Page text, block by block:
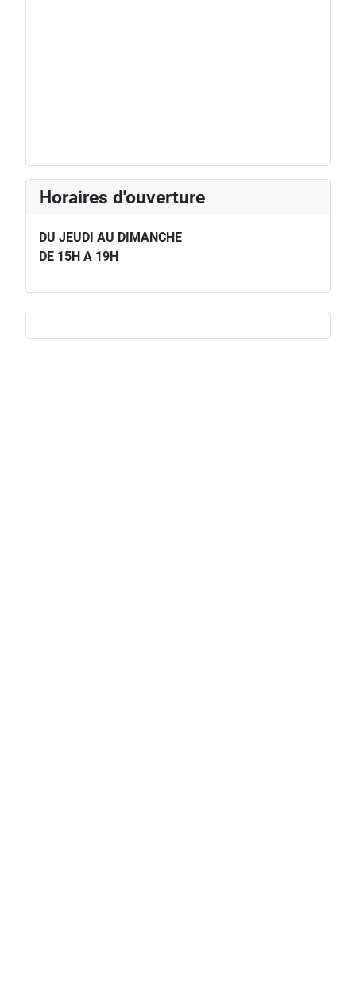
Horaires d'ouverture
DU JEUDI AU DIMANCHE
DE 15H A 19H